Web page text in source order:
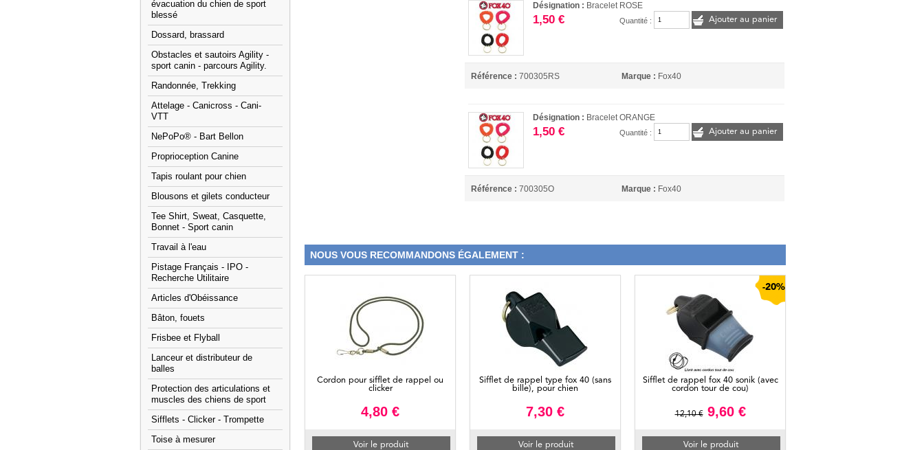
évacuation du chien de sport
blessé
Dossard, brassard
Obstacles et sautoirs Agility -
sport canin - parcours Agility.
Randonnée, Trekking
Attelage - Canicross - Cani-
VTT
NePoPo® - Bart Bellon
Proprioception Canine
Tapis roulant pour chien
Blousons et gilets conducteur
Tee Shirt, Sweat, Casquette,
Bonnet - Sport canin
Travail à l'eau
Pistage Français - IPO -
Recherche Utilitaire
Articles d'Obéissance
Bâton, fouets
Frisbee et Flyball
Lanceur et distributeur de
balles
Protection des articulations et
muscles des chiens de sport
Sifflets - Clicker - Trompette
Toise à mesurer
Désignation : Bracelet ROSE
1,50 € Quantité : Ajouter au panier
Référence : 700305RS Marque : Fox40
Désignation : Bracelet ORANGE
1,50 € Quantité : Ajouter au panier
Référence : 700305O Marque : Fox40
NOUS VOUS RECOMMANDONS ÉGALEMENT :
Cordon pour sifflet de rappel ou
clicker
4,80 €
Voir le produit
Sifflet de rappel type fox 40 (sans
bille), pour chien
7,30 €
Voir le produit
-20%
Sifflet de rappel fox 40 sonik (avec
cordon tour de cou)
12,10 €9,60 €
Voir le produit